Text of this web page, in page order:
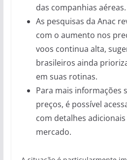
das companhias aéreas.
As pesquisas da Anac
com o aumento nos
voos continua alta,
brasileiros ainda
em suas rotinas.
Para mais informações
preços, é possível
com detalhes
mercado.